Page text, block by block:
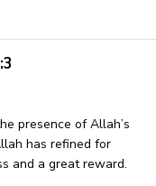
presence of Allah’s
has refined for
and a great reward.